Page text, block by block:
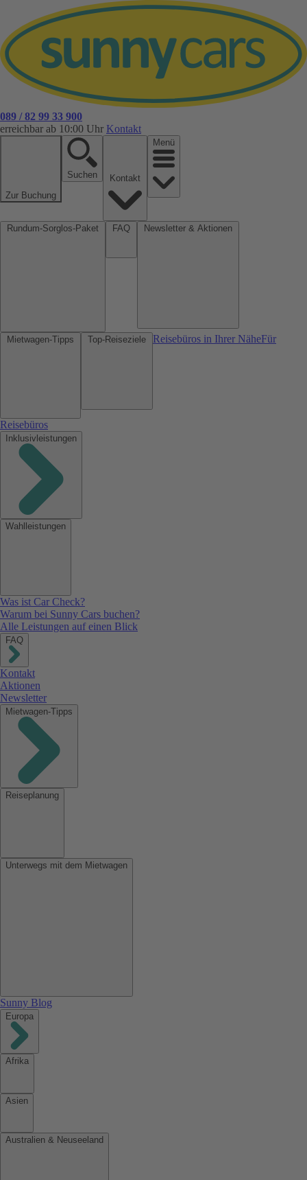
089 / 82 99 33 900
erreichbar ab 10:00 Uhr Kontakt
Zur Buchung
Suchen
Menü
Reisebüros in Ihrer NäheFür
Reisebüros
Inklusivleistungen
Wahlleistungen
Was ist Car Check?
Warum bei Sunny Cars buchen?
Alle Leistungen auf einen Blick
FAQ
Kontakt
Aktionen
Newsletter
Mietwagen-Tipps
Reiseplanung
Unterwegs mit dem Mietwagen
Sunny Blog
Europa
Afrika
Asien
Australien & Neuseeland